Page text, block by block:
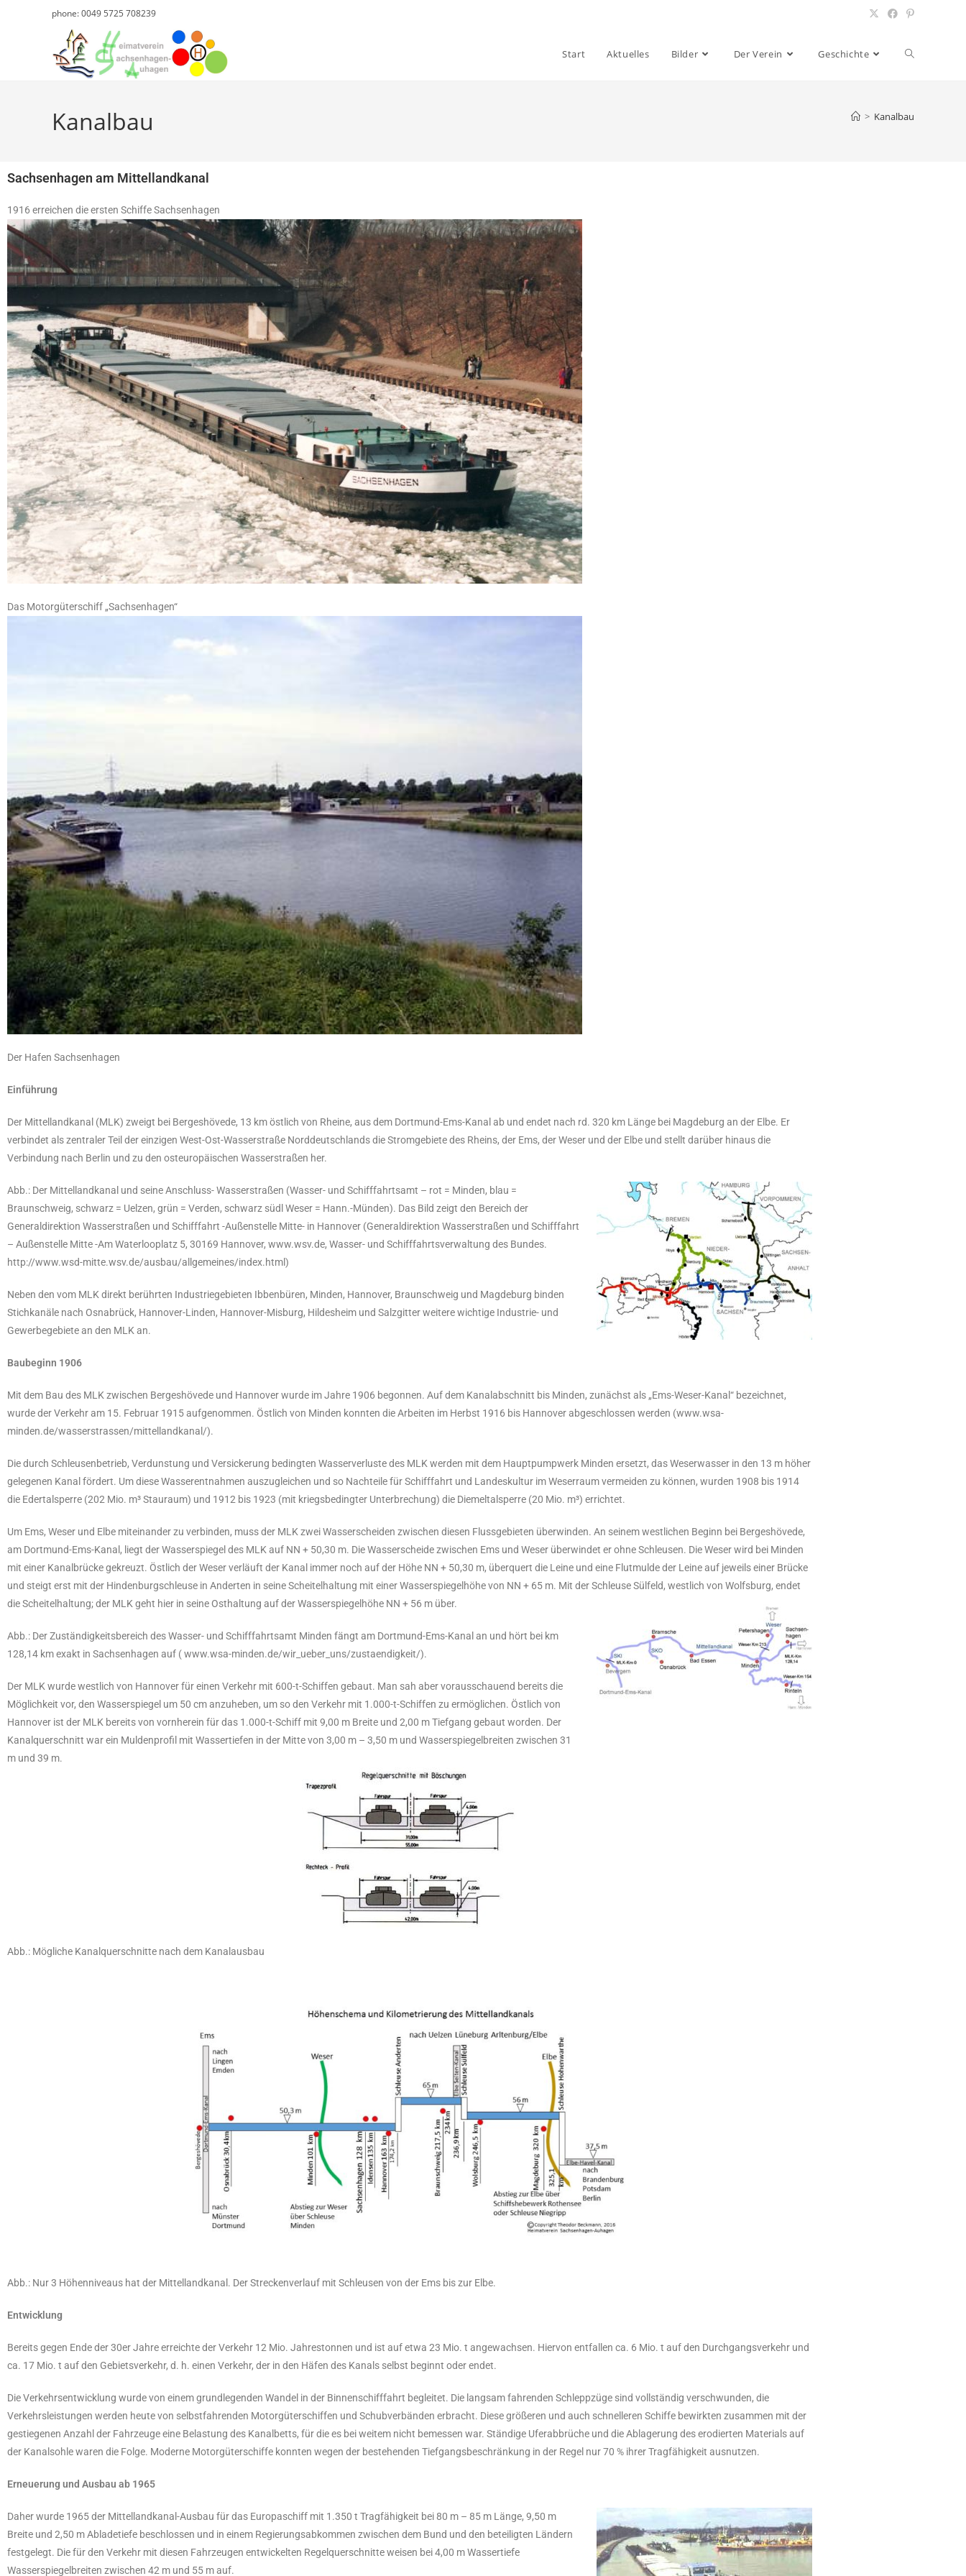
phone: 0049 5725 708239
Start Aktuelles Bilder Der Verein Geschichte
Kanalbau > Kanalbau
Sachsenhagen am Mittellandkanal
1916 erreichen die ersten Schiffe Sachsenhagen
Das Motorgüterschiff „Sachsenhagen“
Der Hafen Sachsenhagen
Einführung
Der Mittellandkanal (MLK) zweigt bei Bergeshövede, 13 km östlich von Rheine, aus dem Dortmund-Ems-Kanal ab und endet nach rd. 320 km Länge bei Magdeburg an der Elbe. Er
verbindet als zentraler Teil der einzigen West-Ost-Wasserstraße Norddeutschlands die Stromgebiete des Rheins, der Ems, der Weser und der Elbe und stellt darüber hinaus die
Verbindung nach Berlin und zu den osteuropäischen Wasserstraßen her.
Abb.: Der Mittellandkanal und seine Anschluss- Wasserstraßen (Wasser- und Schifffahrtsamt – rot = Minden, blau =
Braunschweig, schwarz = Uelzen, grün = Verden, schwarz südl Weser = Hann.-Münden). Das Bild zeigt den Bereich der
Generaldirektion Wasserstraßen und Schifffahrt -Außenstelle Mitte- in Hannover (Generaldirektion Wasserstraßen und Schifffahrt
– Außenstelle Mitte -Am Waterlooplatz 5, 30169 Hannover, www.wsv.de, Wasser- und Schifffahrtsverwaltung des Bundes.
http://www.wsd-mitte.wsv.de/ausbau/allgemeines/index.html)
Neben den vom MLK direkt berührten Industriegebieten Ibbenbüren, Minden, Hannover, Braunschweig und Magdeburg binden
Stichkanäle nach Osnabrück, Hannover-Linden, Hannover-Misburg, Hildesheim und Salzgitter weitere wichtige Industrie- und
Gewerbegebiete an den MLK an.
Baubeginn 1906
Mit dem Bau des MLK zwischen Bergeshövede und Hannover wurde im Jahre 1906 begonnen. Auf dem Kanalabschnitt bis Minden, zunächst als „Ems-Weser-Kanal“ bezeichnet,
wurde der Verkehr am 15. Februar 1915 aufgenommen. Östlich von Minden konnten die Arbeiten im Herbst 1916 bis Hannover abgeschlossen werden (www.wsa-
minden.de/wasserstrassen/mittellandkanal/).
Die durch Schleusenbetrieb, Verdunstung und Versickerung bedingten Wasserverluste des MLK werden mit dem Hauptpumpwerk Minden ersetzt, das Weserwasser in den 13 m höher
gelegenen Kanal fördert. Um diese Wasserentnahmen auszugleichen und so Nachteile für Schifffahrt und Landeskultur im Weserraum vermeiden zu können, wurden 1908 bis 1914
die Edertalsperre (202 Mio. m³ Stauraum) und 1912 bis 1923 (mit kriegsbedingter Unterbrechung) die Diemeltalsperre (20 Mio. m³) errichtet.
Um Ems, Weser und Elbe miteinander zu verbinden, muss der MLK zwei Wasserscheiden zwischen diesen Flussgebieten überwinden. An seinem westlichen Beginn bei Bergeshövede,
am Dortmund-Ems-Kanal, liegt der Wasserspiegel des MLK auf NN + 50,30 m. Die Wasserscheide zwischen Ems und Weser überwindet er ohne Schleusen. Die Weser wird bei Minden
mit einer Kanalbrücke gekreuzt. Östlich der Weser verläuft der Kanal immer noch auf der Höhe NN + 50,30 m, überquert die Leine und eine Flutmulde der Leine auf jeweils einer Brücke
und steigt erst mit der Hindenburgschleuse in Anderten in seine Scheitelhaltung mit einer Wasserspiegelhöhe von NN + 65 m. Mit der Schleuse Sülfeld, westlich von Wolfsburg, endet
die Scheitelhaltung; der MLK geht hier in seine Osthaltung auf der Wasserspiegelhöhe NN + 56 m über.
Abb.: Der Zuständigkeitsbereich des Wasser- und Schifffahrtsamt Minden fängt am Dortmund-Ems-Kanal an und hört bei km
128,14 km exakt in Sachsenhagen auf ( www.wsa-minden.de/wir_ueber_uns/zustaendigkeit/).
Der MLK wurde westlich von Hannover für einen Verkehr mit 600-t-Schiffen gebaut. Man sah aber vorausschauend bereits die
Möglichkeit vor, den Wasserspiegel um 50 cm anzuheben, um so den Verkehr mit 1.000-t-Schiffen zu ermöglichen. Östlich von
Hannover ist der MLK bereits von vornherein für das 1.000-t-Schiff mit 9,00 m Breite und 2,00 m Tiefgang gebaut worden. Der
Kanalquerschnitt war ein Muldenprofil mit Wassertiefen in der Mitte von 3,00 m – 3,50 m und Wasserspiegelbreiten zwischen 31
m und 39 m.
Abb.: Mögliche Kanalquerschnitte nach dem Kanalausbau
Abb.: Nur 3 Höhenniveaus hat der Mittellandkanal. Der Streckenverlauf mit Schleusen von der Ems bis zur Elbe.
Entwicklung
Bereits gegen Ende der 30er Jahre erreichte der Verkehr 12 Mio. Jahrestonnen und ist auf etwa 23 Mio. t angewachsen. Hiervon entfallen ca. 6 Mio. t auf den Durchgangsverkehr und
ca. 17 Mio. t auf den Gebietsverkehr, d. h. einen Verkehr, der in den Häfen des Kanals selbst beginnt oder endet.
Die Verkehrsentwicklung wurde von einem grundlegenden Wandel in der Binnenschifffahrt begleitet. Die langsam fahrenden Schleppzüge sind vollständig verschwunden, die
Verkehrsleistungen werden heute von selbstfahrenden Motorgüterschiffen und Schubverbänden erbracht. Diese größeren und auch schnelleren Schiffe bewirkten zusammen mit der
gestiegenen Anzahl der Fahrzeuge eine Belastung des Kanalbetts, für die es bei weitem nicht bemessen war. Ständige Uferabbrüche und die Ablagerung des erodierten Materials auf
der Kanalsohle waren die Folge. Moderne Motorgüterschiffe konnten wegen der bestehenden Tiefgangsbeschränkung in der Regel nur 70 % ihrer Tragfähigkeit ausnutzen.
Erneuerung und Ausbau ab 1965
Daher wurde 1965 der Mittellandkanal-Ausbau für das Europaschiff mit 1.350 t Tragfähigkeit bei 80 m – 85 m Länge, 9,50 m
Breite und 2,50 m Abladetiefe beschlossen und in einem Regierungsabkommen zwischen dem Bund und den beteiligten Ländern
festgelegt. Die für den Verkehr mit diesen Fahrzeugen entwickelten Regelquerschnitte weisen bei 4,00 m Wassertiefe
Wasserspiegelbreiten zwischen 42 m und 55 m auf.